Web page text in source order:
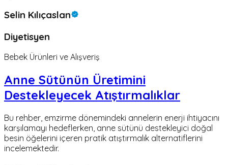
Selin Kılıçaslan
Diyetisyen
Bebek Ürünleri ve Alışveriş
Anne Sütünün Üretimini
Destekleyecek Atıştırmalıklar
Bu rehber, emzirme dönemindeki annelerin enerji ihtiyacını
karşılamayı hedeflerken, anne sütünü destekleyici doğal
besin öğelerini içeren pratik atıştırmalık alternatiflerini
incelemektedir.